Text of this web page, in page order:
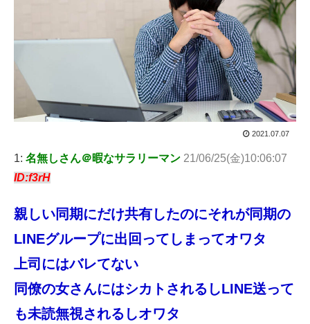
2021.07.07
1: 名無しさん＠暇なサラリーマン 21/06/25(金)10:06:07
ID:f3rH
親しい同期にだけ共有したのにそれが同期の
LINEグループに出回ってしまってオワタ
上司にはバレてない
同僚の女さんにはシカトされるしLINE送って
も未読無視されるしオワタ